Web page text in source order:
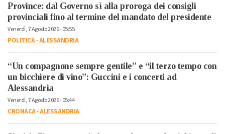
Province: dal Governo sì alla proroga dei consigli
provinciali fino al termine del mandato del presidente
Venerdì, 7 Agosto 2026 - 05:55
POLITICA-ALESSANDRIA
“Un compagnone sempre gentile” e “il terzo tempo con
un bicchiere di vino”: Guccini e i concerti ad
Alessandria
Venerdì, 7 Agosto 2026 - 05:44
CRONACA-ALESSANDRIA